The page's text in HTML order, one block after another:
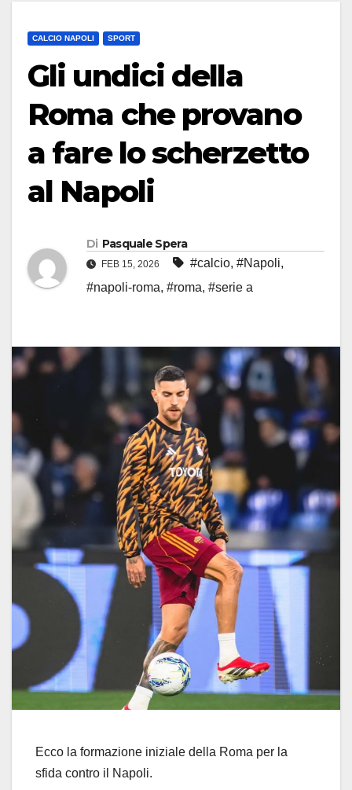
CALCIO NAPOLI SPORT
Gli undici della
Roma che provano
a fare lo scherzetto
al Napoli
Di Pasquale Spera
FEB 15, 2026 #calcio, #Napoli,
#napoli-roma, #roma, #serie a
Ecco la formazione iniziale della Roma per la
sfida contro il Napoli.